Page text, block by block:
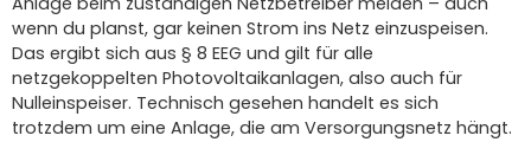
wenn du planst, gar keinen Strom ins Netz einzuspeisen.
Das ergibt sich aus § 8 EEG und gilt für alle
netzgekoppelten Photovoltaikanlagen, also auch für
Nulleinspeiser. Technisch gesehen handelt es sich
trotzdem um eine Anlage, die am Versorgungsnetz hängt.